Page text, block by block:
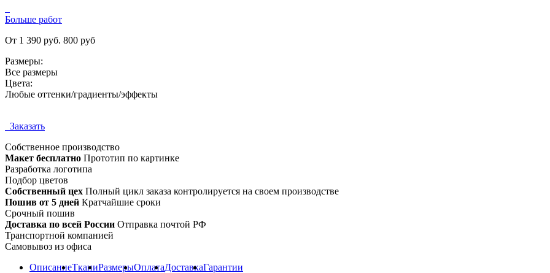
Больше работ
От 1 390 руб. 800 руб
Размеры:
Все размеры
Цвета:
Любые оттенки/градиенты/эффекты
Заказать
Собственное производство
Макет бесплатно Прототип по картинке
Разработка логотипа
Подбор цветов
Собственный цех Полный цикл заказа контролируется на своем производстве
Пошив от 5 дней Кратчайшие сроки
Срочный пошив
Доставка по всей России Отправка почтой РФ
Транспортной компанией
Самовывоз из офиса
ОписаниеТканиРазмерыОплатаДоставкаГарантии